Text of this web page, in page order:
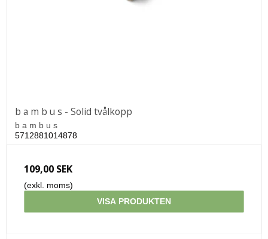
b a m b u s - Solid tvålkopp
b a m b u s
5712881014878
109,00 SEK
(exkl. moms)
VISA PRODUKTEN